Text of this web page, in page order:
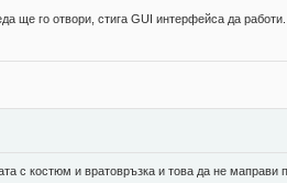
ще го отвори, стига GUI интерфейса да работи.
с костюм и вратовръзка и това да не